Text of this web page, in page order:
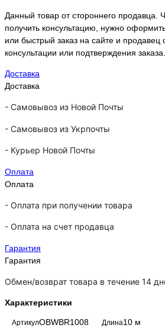
Данный товар от стороннего продавца.
получить консультацию, нужно
или быстрый заказ на сайте и продавец
консультации или подтверждения заказа.
Доставка
Доставка
- Самовывоз из Новой Почты
- Самовывоз из Укрпочты
- Курьер Новой Почты
Оплата
Оплата
- Оплата при получении товара
- Оплата на счет продавца
Гарантия
Гарантия
Обмен/возврат товара в течение 14
Характеристики
АртикулOBWBR1008 Длина10 м